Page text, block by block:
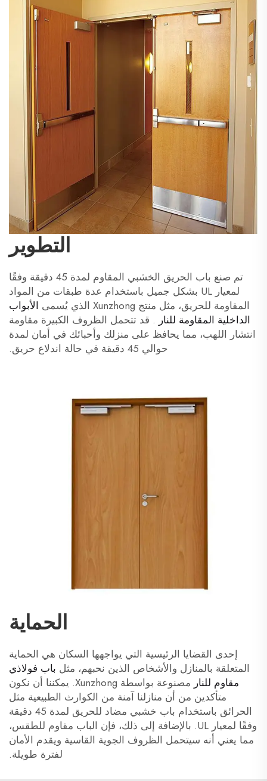
التطوير
تم صنع باب الحريق الخشبي المقاوم لمدة 45 دقيقة وفقًا
لمعيار UL بشكل جميل باستخدام عدة طبقات من المواد
المقاومة للحريق، مثل منتج Xunzhong الذي يُسمى
الأبواب
الداخلية المقاومة للنار . قد تتحمل الظروف الكبيرة مقاومة
انتشار اللهب، مما يحافظ على منزلك وأحبائك في أمان لمدة
حوالي 45 دقيقة في حالة اندلاع حريق.
الحماية
إحدى القضايا الرئيسية التي يواجهها السكان هي الحماية
المتعلقة بالمنازل والأشخاص الذين نحبهم، مثل باب فولاذي
مقاوم للنار
مصنوعة بواسطة Xunzhong. يمكننا أن نكون
متأكدين من أن منازلنا آمنة من الكوارث الطبيعية مثل
الحرائق باستخدام باب خشبي مضاد للحريق لمدة 45 دقيقة
وفقًا لمعيار UL. بالإضافة إلى ذلك، فإن الباب مقاوم للطقس،
مما يعني أنه سيتحمل الظروف الجوية القاسية ويقدم الأمان
لفترة طويلة.